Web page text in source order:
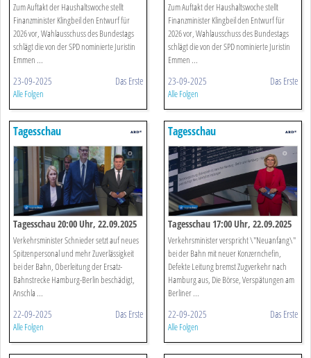
Zum Auftakt der Haushaltswoche stellt
Finanzminister Klingbeil den Entwurf für
2026 vor, Wahlausschuss des Bundestags
schlägt die von der SPD nominierte Juristin
Emmen ...
23-09-2025 Das Erste
Alle Folgen
Zum Auftakt der Haushaltswoche stellt
Finanzminister Klingbeil den Entwurf für
2026 vor, Wahlausschuss des Bundestags
schlägt die von der SPD nominierte Juristin
Emmen ...
23-09-2025 Das Erste
Alle Folgen
Tagesschau
Tagesschau 20:00 Uhr, 22.09.2025
Verkehrsminister Schnieder setzt auf neues
Spitzenpersonal und mehr Zuverlässigkeit
bei der Bahn, Oberleitung der Ersatz-
Bahnstrecke Hamburg-Berlin beschädigt,
Anschla ...
22-09-2025 Das Erste
Alle Folgen
Tagesschau
Tagesschau 17:00 Uhr, 22.09.2025
Verkehrsminister verspricht \"Neuanfang\"
bei der Bahn mit neuer Konzernchefin,
Defekte Leitung bremst Zugverkehr nach
Hamburg aus, Die Börse, Verspätungen am
Berliner ...
22-09-2025 Das Erste
Alle Folgen